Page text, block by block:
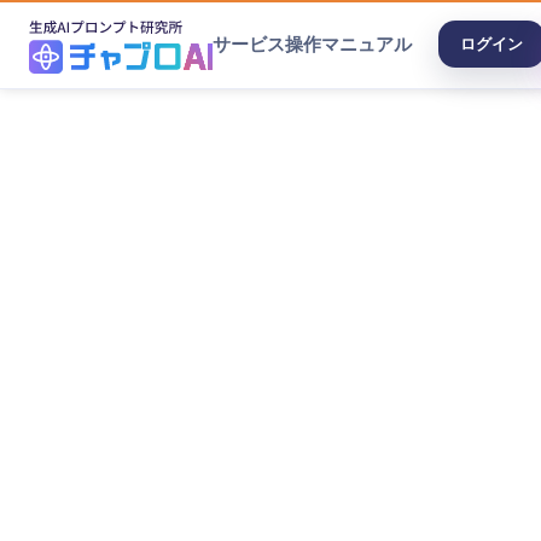
サービス操作マニュアル ログイン